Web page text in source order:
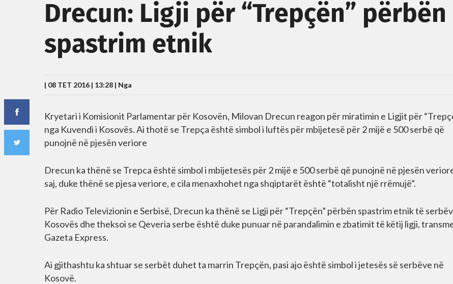
Drecun: Ligji për “Trepçën” përbën
spastrim etnik
| 08 TET 2016 | 13:28 | Nga
Kryetari i Komisionit Parlamentar për Kosovën, Milovan Drecun reagon për miratimin e Ligjit për
nga Kuvendi i Kosovës. Ai thotë se Trepça është simbol i luftës për mbijetesë për 2 mijë e 500 serbë që
punojnë në pjesën veriore
Drecun ka thënë se Trepca është simbol i mbijetesës për 2 mijë e 500 serbë që punojnë në pjesën
saj, duke thënë se pjesa veriore, e cila menaxhohet nga shqiptarët është “totalisht një rrëmujë”.
Për Radio Televizionin e Serbisë, Drecun ka thënë se Ligji për “Trepçën” përbën spastrim etnik të
Kosovës dhe theksoi se Qeveria serbe është duke punuar në parandalimin e zbatimit të këtij ligji,
Gazeta Express.
Ai gjithashtu ka shtuar se serbët duhet ta marrin Trepçën, pasi ajo është simbol i jetesës së serbëve në
Kosovë.